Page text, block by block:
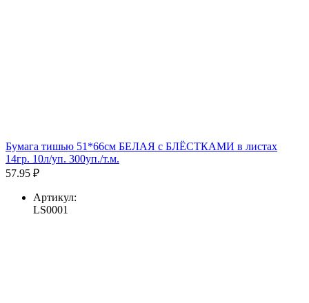
Бумага тишью 51*66см БЕЛАЯ с БЛЁСТКАМИ в листах
14гр. 10л/уп. 300уп./т.м.
57.95 ₽
Артикул:
LS0001